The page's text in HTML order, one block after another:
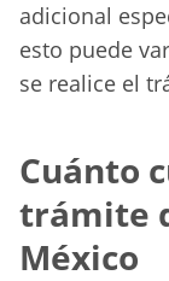
adicional
esto puede
se realice el
Cuánto
trámite
México